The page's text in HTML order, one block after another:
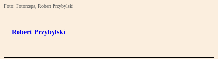
Foto: Fotorzepa, Robert Przybylski
Robert Przybylski